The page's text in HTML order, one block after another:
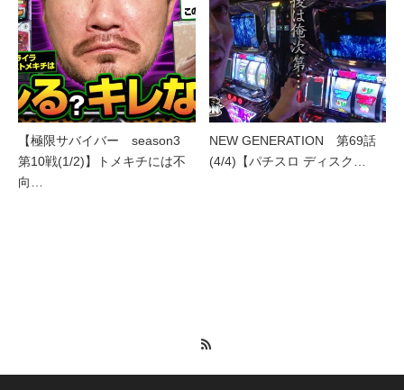
【極限サバイバー season3
第10戦(1/2)】トメキチには不
向…
NEW GENERATION 第69話
(4/4)【パチスロ ディスク…